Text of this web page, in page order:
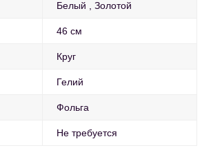
Белый Золотой
46 см
Круг
Гелий
Фольга
Не требуется